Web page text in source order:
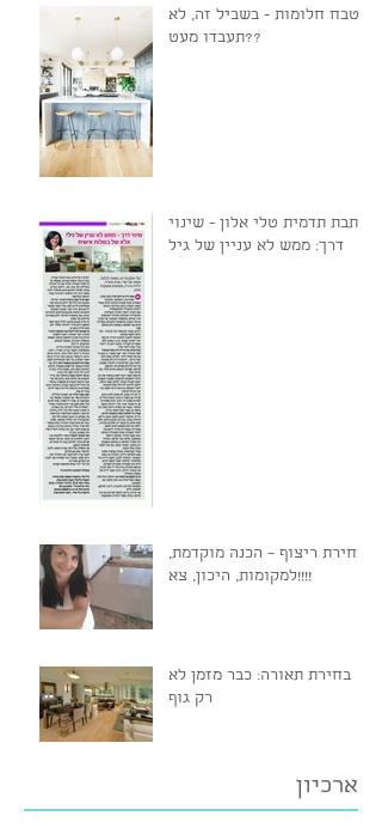
מטבח חלומות - בשביל זה, לא
תעבדו מעט??
כתבת תדמית טלי אלון - שינוי
דרך: ממש לא עניין של גיל
בחירת ריצוף – הכנה מוקדמת,
למקומות, היכון, צא!!!!
בחירת תאורה: כבר מזמן לא
רק גוף
ארכיון